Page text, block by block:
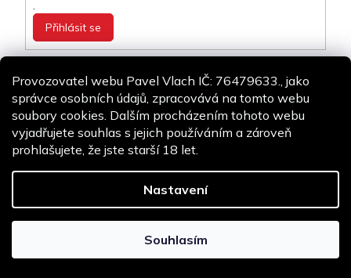
Provozovatel webu Pavel Vlach IČ: 76479633., jako
správce osobních údajů, zpracovává na tomto webu
soubory cookies. Dalším procházením tohoto webu
vyjadřujete souhlas s jejich používáním a zároveň
prohlašujete, že jste starší 18 let.
Nastavení
Souhlasím
.
Přihlásit se
Kontakt
info@airsoft-online.cz
+420 775 106 530
Staň se fanouškem
Copyright 2026Airsoft-online.cz. Všechna práva vyhrazena.